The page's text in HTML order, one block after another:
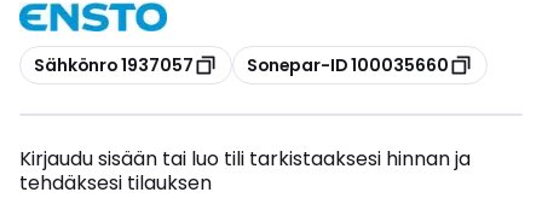
Kopioi
Sähkönro 1937057 Kopioi
Sonepar-ID 100035660
Kirjaudu sisään tai luo tili tarkistaaksesi hinnan ja
tehdäksesi tilauksen